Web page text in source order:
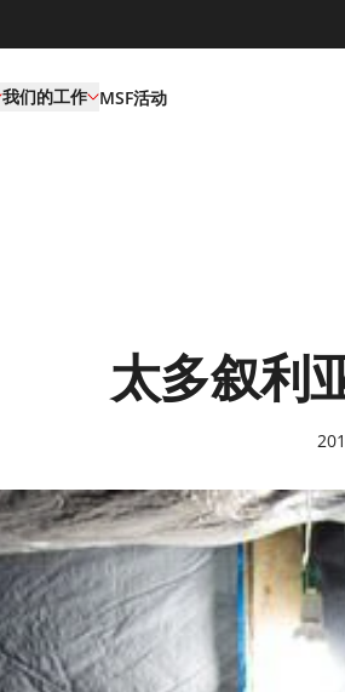
我们的工作 MSF活动
太多叙利